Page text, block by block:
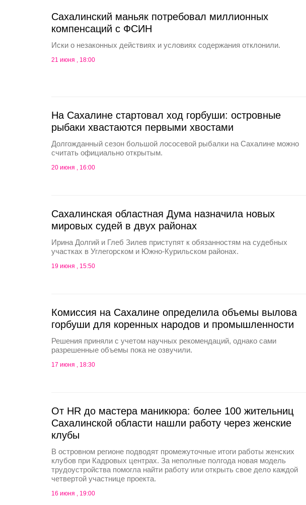
Сахалинский маньяк потребовал миллионных
компенсаций с ФСИН
Иски о незаконных действиях и условиях содержания отклонили.
21 июня , 18:00
На Сахалине стартовал ход горбуши: островные
рыбаки хвастаются первыми хвостами
Долгожданный сезон большой лососевой рыбалки на Сахалине можно
считать официально открытым.
20 июня , 16:00
Сахалинская областная Дума назначила новых
мировых судей в двух районах
Ирина Долгий и Глеб Зилев приступят к обязанностям на судебных
участках в Углегорском и Южно-Курильском районах.
19 июня , 15:50
Комиссия на Сахалине определила объемы вылова
горбуши для коренных народов и промышленности
Решения приняли с учетом научных рекомендаций, однако сами
разрешенные объемы пока не озвучили.
17 июня , 18:30
От HR до мастера маникюра: более 100 жительниц
Сахалинской области нашли работу через женские
клубы
В островном регионе подводят промежуточные итоги работы женских
клубов при Кадровых центрах. За неполные полгода новая модель
трудоустройства помогла найти работу или открыть свое дело каждой
четвертой участнице проекта.
16 июня , 19:00